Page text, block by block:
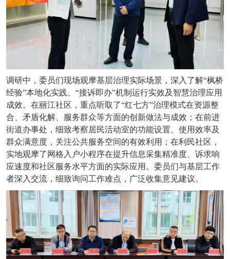
调研中，委员们现场观摩基层治理实际场景，深入了解“枫桥
经验”本地化实践、“接诉即办”机制运行实效及智慧治理应用
成效。在丽江社区，重点听取了“红七方”治理模式在资源整
合、矛盾化解、服务群众等方面的创新做法与成效；在前进
街道办事处，细致考察居民活动室的功能设置、使用效率及
群众满意度，关注公共服务空间的有效利用；在利民社区，
实地观摩了网格入户小程序在提升信息采集精准度、诉求响
应速度和社区服务水平方面的实际应用。委员们与基层工作
者深入交流，细致询问工作难点，广泛收集意见建议。